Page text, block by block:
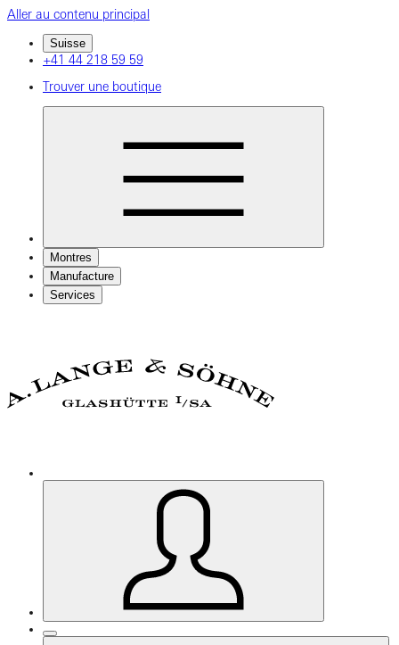
Aller au contenu principal
Suisse
+41 44 218 59 59
Trouver une boutique
Montres
Manufacture
Services